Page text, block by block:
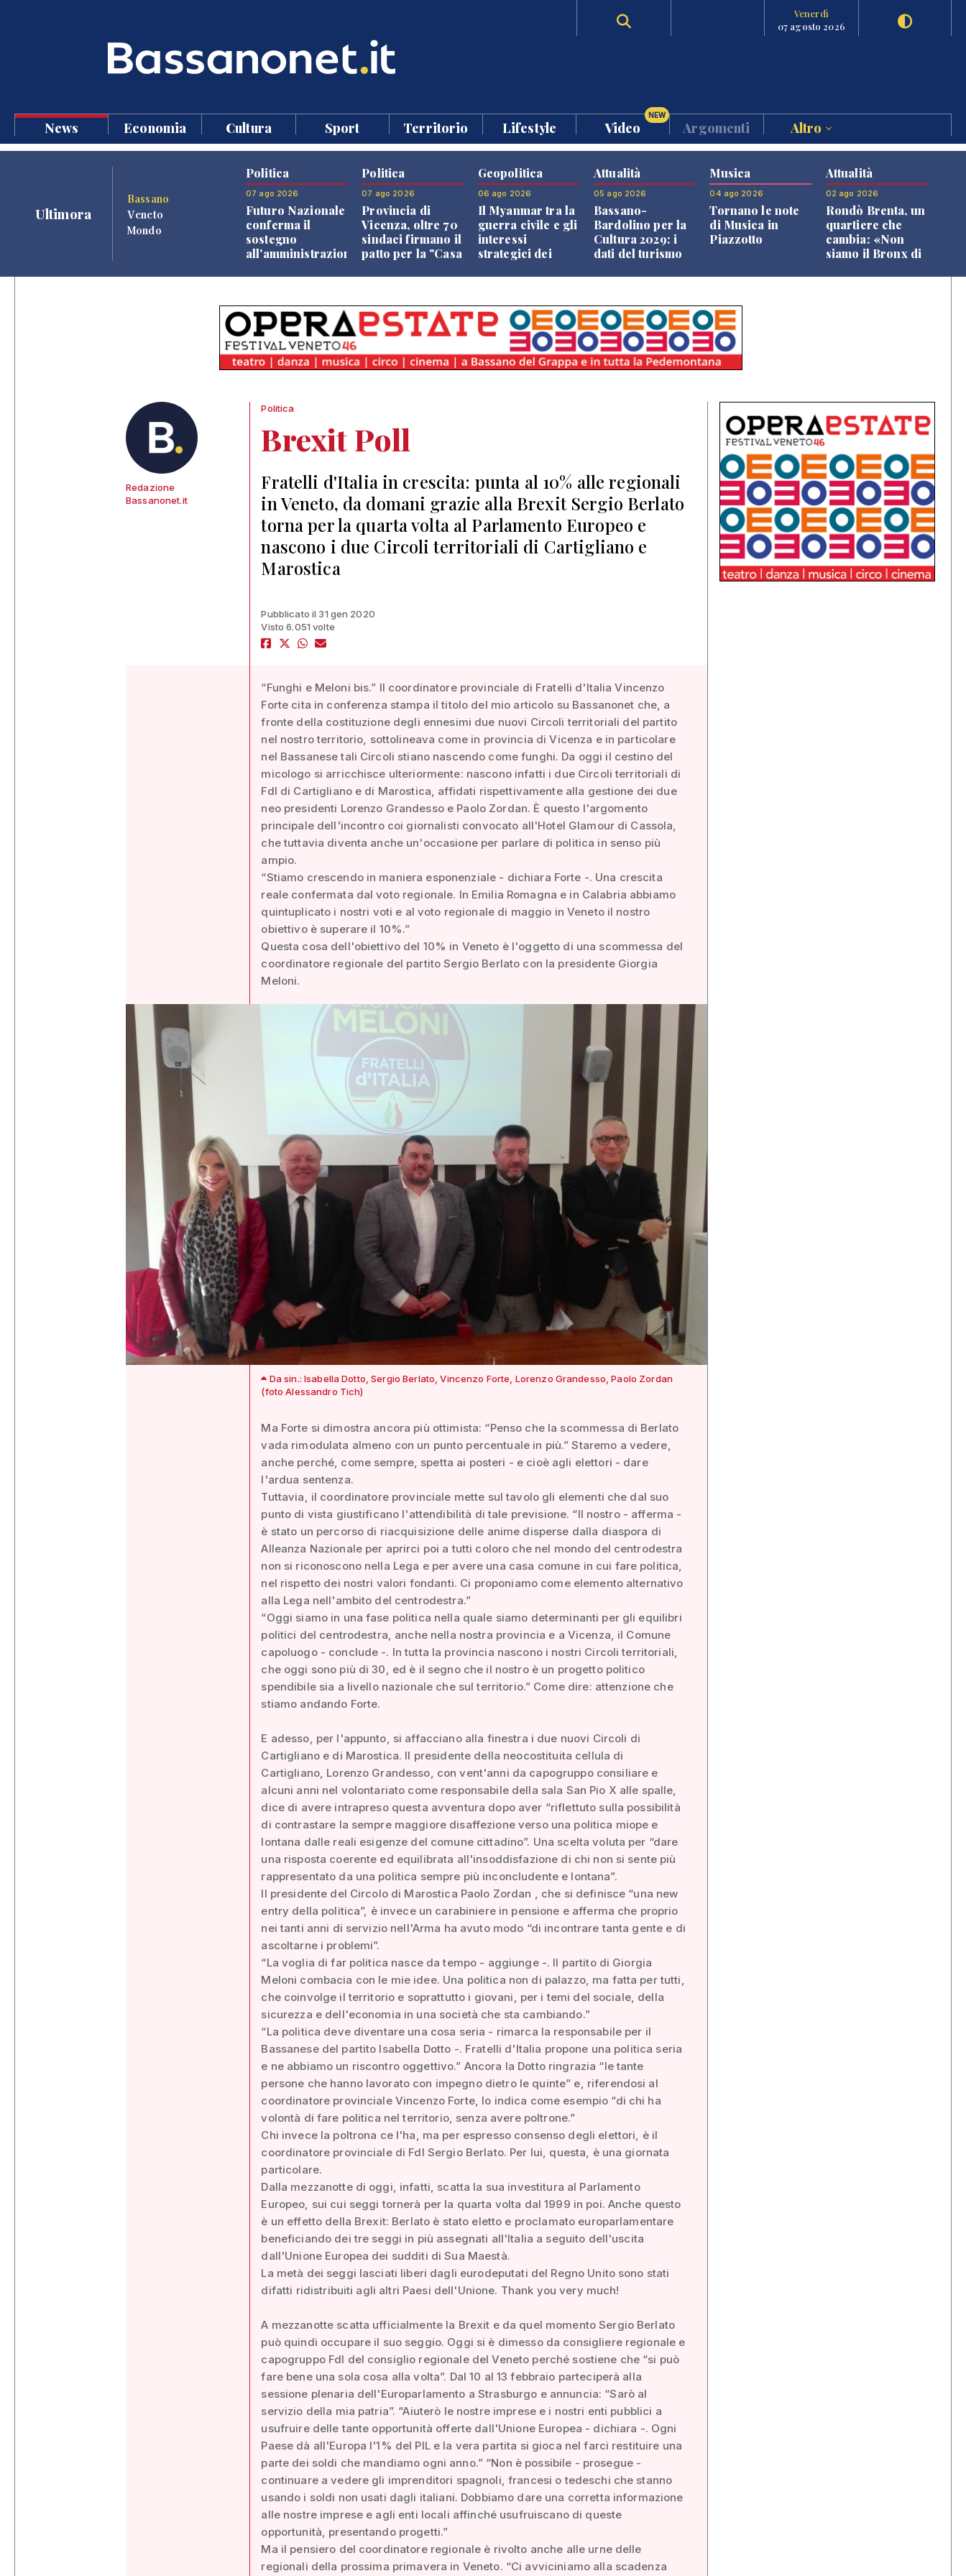
Venerdì
07 agosto 2026
News Economia Cultura Sport Territorio Lifestyle Video
NEW
Argomenti Altro
Ultimora
Bassano
Veneto
Mondo
Politica
07 ago 2026
Futuro Nazionale
conferma il
sostegno
all'amministrazione
Politica
07 ago 2026
Provincia di
Vicenza, oltre 70
sindaci firmano il
patto per la "Casa
Geopolitica
06 ago 2026
Il Myanmar tra la
guerra civile e gli
interessi
strategici dei
Attualità
05 ago 2026
Bassano-
Bardolino per la
Cultura 2029: i
dati del turismo
Musica
04 ago 2026
Tornano le note
di Musica in
Piazzotto
Attualità
02 ago 2026
Rondò Brenta, un
quartiere che
cambia: «Non
siamo il Bronx di
Redazione
Bassanonet.it
Politica
Brexit Poll
Fratelli d'Italia in crescita: punta al 10% alle regionali
in Veneto, da domani grazie alla Brexit Sergio Berlato
torna per la quarta volta al Parlamento Europeo e
nascono i due Circoli territoriali di Cartigliano e
Marostica
Pubblicato il 31 gen 2020
Visto 6.051 volte
“Funghi e Meloni bis.” Il coordinatore provinciale di Fratelli d'Italia Vincenzo
Forte cita in conferenza stampa il titolo del mio articolo su Bassanonet che, a
fronte della costituzione degli ennesimi due nuovi Circoli territoriali del partito
nel nostro territorio, sottolineava come in provincia di Vicenza e in particolare
nel Bassanese tali Circoli stiano nascendo come funghi. Da oggi il cestino del
micologo si arricchisce ulteriormente: nascono infatti i due Circoli territoriali di
FdI di Cartigliano e di Marostica, affidati rispettivamente alla gestione dei due
neo presidenti Lorenzo Grandesso e Paolo Zordan. È questo l'argomento
principale dell'incontro coi giornalisti convocato all'Hotel Glamour di Cassola,
che tuttavia diventa anche un'occasione per parlare di politica in senso più
ampio.
“Stiamo crescendo in maniera esponenziale - dichiara Forte -. Una crescita
reale confermata dal voto regionale. In Emilia Romagna e in Calabria abbiamo
quintuplicato i nostri voti e al voto regionale di maggio in Veneto il nostro
obiettivo è superare il 10%.”
Questa cosa dell'obiettivo del 10% in Veneto è l'oggetto di una scommessa del
coordinatore regionale del partito Sergio Berlato con la presidente Giorgia
Meloni.
Da sin.: Isabella Dotto, Sergio Berlato, Vincenzo Forte, Lorenzo Grandesso, Paolo Zordan
(foto Alessandro Tich)
Ma Forte si dimostra ancora più ottimista: “Penso che la scommessa di Berlato
vada rimodulata almeno con un punto percentuale in più.” Staremo a vedere,
anche perché, come sempre, spetta ai posteri - e cioè agli elettori - dare
l'ardua sentenza.
Tuttavia, il coordinatore provinciale mette sul tavolo gli elementi che dal suo
punto di vista giustificano l'attendibilità di tale previsione. “Il nostro - afferma -
è stato un percorso di riacquisizione delle anime disperse dalla diaspora di
Alleanza Nazionale per aprirci poi a tutti coloro che nel mondo del centrodestra
non si riconoscono nella Lega e per avere una casa comune in cui fare politica,
nel rispetto dei nostri valori fondanti. Ci proponiamo come elemento alternativo
alla Lega nell'ambito del centrodestra.”
“Oggi siamo in una fase politica nella quale siamo determinanti per gli equilibri
politici del centrodestra, anche nella nostra provincia e a Vicenza, il Comune
capoluogo - conclude -. In tutta la provincia nascono i nostri Circoli territoriali,
che oggi sono più di 30, ed è il segno che il nostro è un progetto politico
spendibile sia a livello nazionale che sul territorio.” Come dire: attenzione che
stiamo andando Forte.
E adesso, per l'appunto, si affacciano alla finestra i due nuovi Circoli di
Cartigliano e di Marostica. Il presidente della neocostituita cellula di
Cartigliano, Lorenzo Grandesso, con vent'anni da capogruppo consiliare e
alcuni anni nel volontariato come responsabile della sala San Pio X alle spalle,
dice di avere intrapreso questa avventura dopo aver “riflettuto sulla possibilità
di contrastare la sempre maggiore disaffezione verso una politica miope e
lontana dalle reali esigenze del comune cittadino”. Una scelta voluta per “dare
una risposta coerente ed equilibrata all'insoddisfazione di chi non si sente più
rappresentato da una politica sempre più inconcludente e lontana”.
Il presidente del Circolo di Marostica Paolo Zordan , che si definisce “una new
entry della politica”, è invece un carabiniere in pensione e afferma che proprio
nei tanti anni di servizio nell'Arma ha avuto modo “di incontrare tanta gente e di
ascoltarne i problemi”.
“La voglia di far politica nasce da tempo - aggiunge -. Il partito di Giorgia
Meloni combacia con le mie idee. Una politica non di palazzo, ma fatta per tutti,
che coinvolge il territorio e soprattutto i giovani, per i temi del sociale, della
sicurezza e dell'economia in una società che sta cambiando.”
“La politica deve diventare una cosa seria - rimarca la responsabile per il
Bassanese del partito Isabella Dotto -. Fratelli d'Italia propone una politica seria
e ne abbiamo un riscontro oggettivo.” Ancora la Dotto ringrazia “le tante
persone che hanno lavorato con impegno dietro le quinte” e, riferendosi al
coordinatore provinciale Vincenzo Forte, lo indica come esempio “di chi ha
volontà di fare politica nel territorio, senza avere poltrone.”
Chi invece la poltrona ce l'ha, ma per espresso consenso degli elettori, è il
coordinatore provinciale di FdI Sergio Berlato. Per lui, questa, è una giornata
particolare.
Dalla mezzanotte di oggi, infatti, scatta la sua investitura al Parlamento
Europeo, sui cui seggi tornerà per la quarta volta dal 1999 in poi. Anche questo
è un effetto della Brexit: Berlato è stato eletto e proclamato europarlamentare
beneficiando dei tre seggi in più assegnati all'Italia a seguito dell'uscita
dall'Unione Europea dei sudditi di Sua Maestà.
La metà dei seggi lasciati liberi dagli eurodeputati del Regno Unito sono stati
difatti ridistribuiti agli altri Paesi dell'Unione. Thank you very much!
A mezzanotte scatta ufficialmente la Brexit e da quel momento Sergio Berlato
può quindi occupare il suo seggio. Oggi si è dimesso da consigliere regionale e
capogruppo FdI del consiglio regionale del Veneto perché sostiene che “si può
fare bene una sola cosa alla volta”. Dal 10 al 13 febbraio parteciperà alla
sessione plenaria dell'Europarlamento a Strasburgo e annuncia: “Sarò al
servizio della mia patria”. “Aiuterò le nostre imprese e i nostri enti pubblici a
usufruire delle tante opportunità offerte dall'Unione Europea - dichiara -. Ogni
Paese dà all'Europa l'1% del PIL e la vera partita si gioca nel farci restituire una
parte dei soldi che mandiamo ogni anno.” “Non è possibile - prosegue -
continuare a vedere gli imprenditori spagnoli, francesi o tedeschi che stanno
usando i soldi non usati dagli italiani. Dobbiamo dare una corretta informazione
alle nostre imprese e agli enti locali affinché usufruiscano di queste
opportunità, presentando progetti.”
Ma il pensiero del coordinatore regionale è rivolto anche alle urne delle
regionali della prossima primavera in Veneto. “Ci avviciniamo alla scadenza